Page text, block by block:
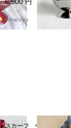
フェインテリア 12twd
w3-2
6,900円
soracoya
スカーフ ヴィンテー